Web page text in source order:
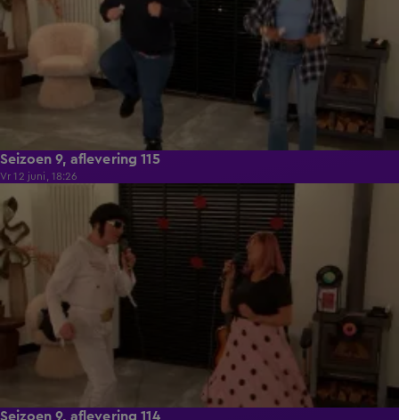
Seizoen 9, aflevering 115
Vr 12 juni, 18:26
21:50
Seizoen 9, aflevering 114